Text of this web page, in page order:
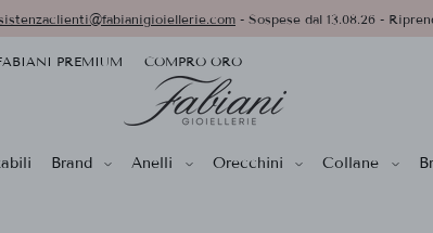
- Sospese dal 13.08.26 -
PREMIUM COMPRO ORO
Brand Anelli Orecchini Collane